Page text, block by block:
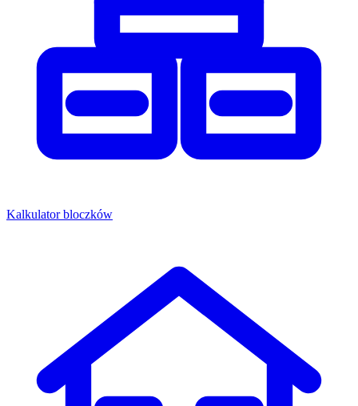
Kalkulator bloczków